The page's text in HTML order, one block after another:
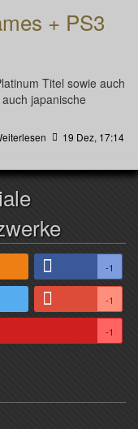
+ PS3
Titel sowie auch
japanische
19 Dez, 17:14
-1
-1
-1